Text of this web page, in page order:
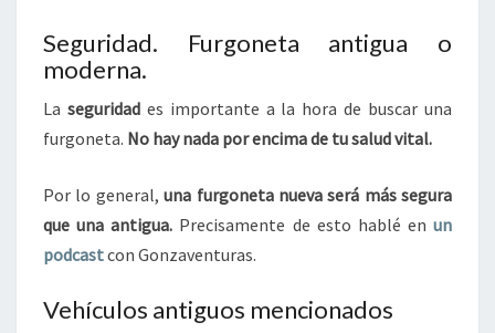
Seguridad. Furgoneta antigua o
moderna.
La seguridades importante a la hora de buscar una
furgoneta. No hay nada por encima de tu salud vital.
Por lo general,una furgoneta nueva será más segura
que una antigua. Precisamente de esto hablé en un
podcastcon Gonzaventuras.
Vehículos antiguos mencionados